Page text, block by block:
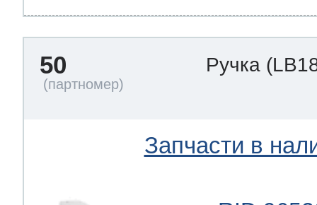
50 Ручка
Запчасти в